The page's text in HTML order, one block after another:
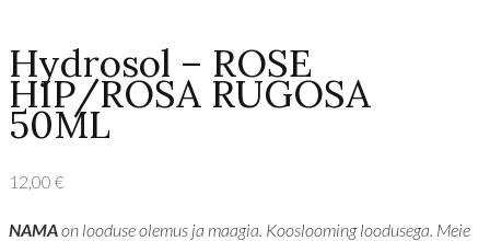
Hydrosol – ROSE
HIP/ROSA RUGOSA
50ML
12,00 €
NAMAon looduse olemus ja maagia. Kooslooming loodusega. Meie